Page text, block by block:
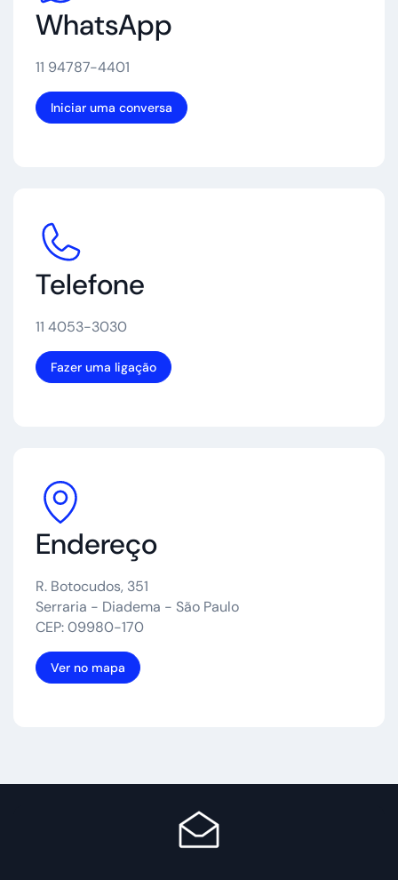
WhatsApp
11 94787-4401
Iniciar uma conversa
Telefone
11 4053-3030
Fazer uma ligação
Endereço
R. Botocudos, 351
Serraria - Diadema - São Paulo
CEP: 09980-170
Ver no mapa